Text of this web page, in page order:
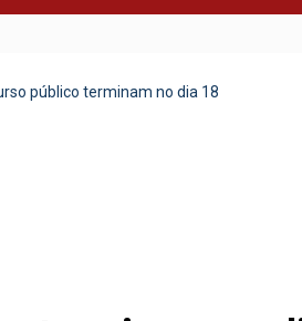
público terminam no dia 18